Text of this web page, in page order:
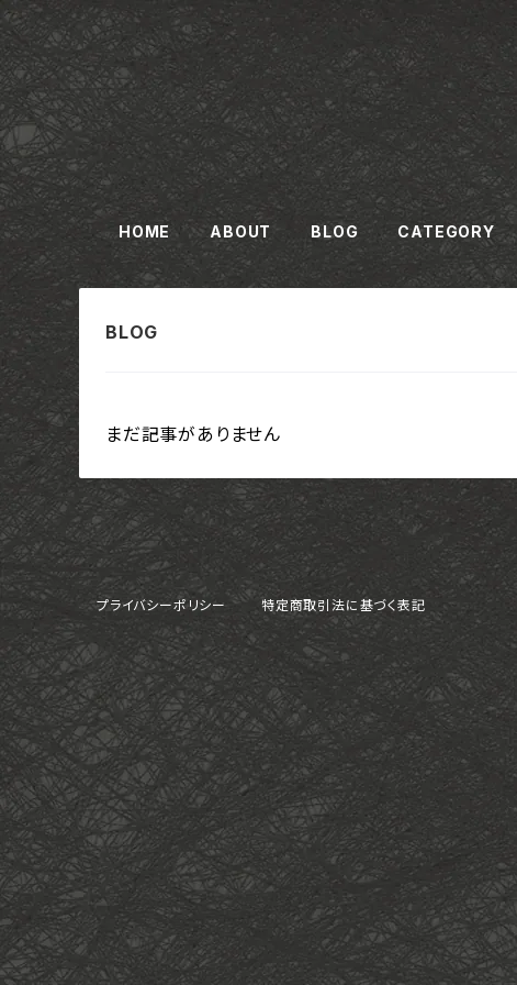
HOME ABOUT BLOG CATEGORY
まだ記事がありません
プライバシーポリシー 特定商取引法に基づく表記